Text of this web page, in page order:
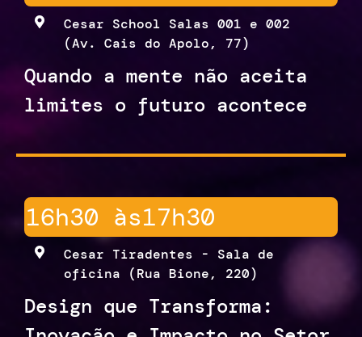
Cesar School Salas 001 e 002
(Av. Cais do Apolo, 77)
Quando a mente não aceita
limites o futuro acontece
16h30 às17h30
Cesar Tiradentes - Sala de
oficina (Rua Bione, 220)
Design que Transforma: